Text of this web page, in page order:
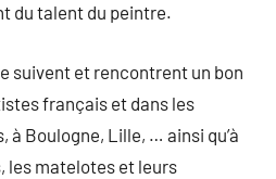
du talent du peintre.
suivent et rencontrent un bon
français et dans les
Boulogne, Lille, … ainsi qu’à
les matelotes et leurs